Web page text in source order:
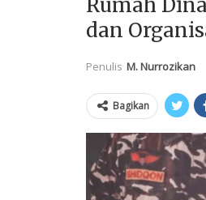
Rumah
dan
Penulis M. Nurrozikan
Bagikan